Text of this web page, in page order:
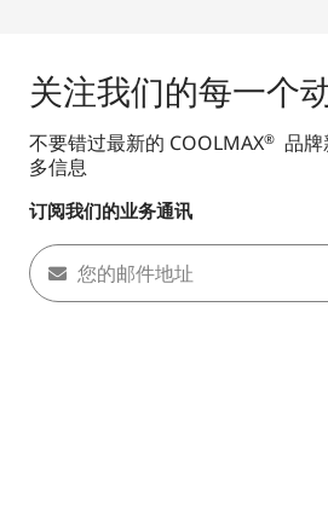
关注我们的每一个
不要错过最新的 COOLMAX® 品
多信息
订阅我们的业务通讯
您的邮件地址